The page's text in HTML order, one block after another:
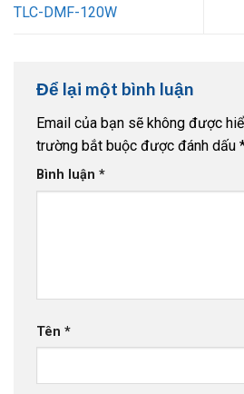
TLC-DMF-120W
Để lại một bình luận
Email của bạn sẽ không được
trường bắt buộc được đánh dấu
Bình luận *
Tên *